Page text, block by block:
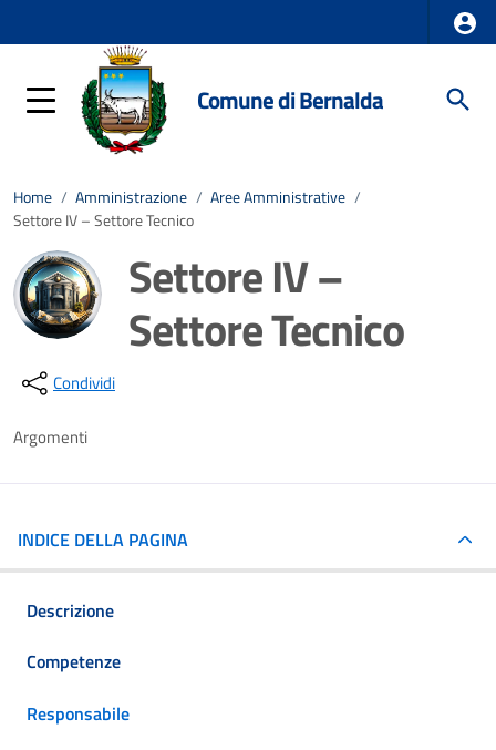
Comune di Bernalda
Home / Amministrazione / Aree Amministrative /
Settore IV – Settore Tecnico
Settore IV –
Settore Tecnico
Condividi
Argomenti
INDICE DELLA PAGINA
Descrizione
Competenze
Responsabile